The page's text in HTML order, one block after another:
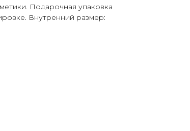
Подарочная упаковка
Внутренний размер: